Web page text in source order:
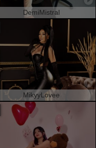
DemiMistral
MikyyLovee